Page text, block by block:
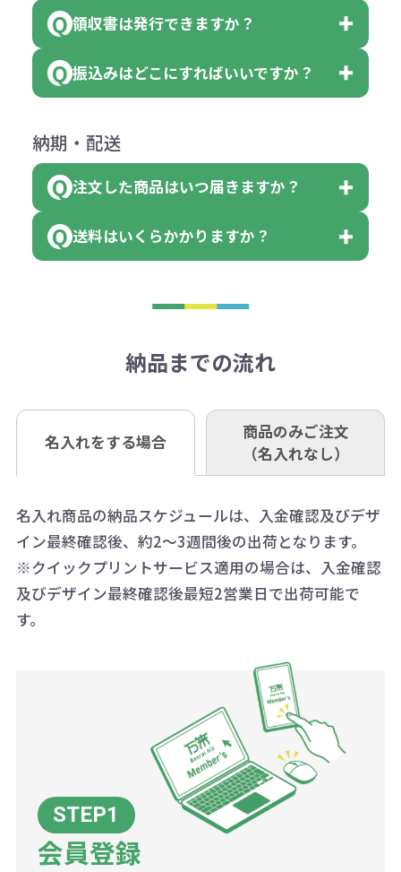
【色指定の仕方】
に必要な個数を入力ください。
※10個単位など購入できる単位が決
はまらない数を入力すると、アラー
アラートに従って数を調整してくだ
または返金にて対応させていただき
ます。
その際不良品については送料着払い
ください。
（商品の状態により、対応が変わる
※不良商品をご返却いただけない場
います。あらかじめご了承くださ
※不良商品は商品到着後7営業日以
お問合せ先
AM10:00～PM5:00（土・日・祝日を
除く平日）
（印刷代））×枚数+製版代
（提供価格（商品代）+名入れ費用
×色数
※例えば2色印刷の場合には、名入
れ費用が2倍、製版代が2倍必要で
す。
相談下さい。
なお、印刷代はボリュームディスカ
同じ版で多くの数量を印刷すると、1
個当たりの印刷代単価がお安くなり
一方、数量が少なく一定数に満たな
い場合は、単価計算ではなく、印刷
代の基本料金を一式頂戴する場合が
ございます。
商品や印刷方法によって異なります
ので、予めご了承ください。
例：200個未満（1式：18,000円）
200個~499個の場合：42円（1個
当たり）
500個~999個の場合：35円（1個
会員様はマイページより各種帳票の
ダウンロードが可能です。
詳しくはこちらはご確認ください。
領収書のダウンロード
領収書は発行できますか？
会員様はマイページより各種帳票の
詳しくはこちらはご確認ください。
振込みはどこにすればいいですか？
下記口座にお願いします。
■三菱UFJ銀行
小田井支店（おたいしてん）
■ゆうちょ銀行（振替口座）
口座名 株式会社モノベーション
※振り込み手数料はお客さま負担と
なりますのでご注意ください。
納期・配送
注文した商品はいつ届きますか？
既製品の場合、ご入金確認後3営業
ご入金確認後約3週間となります。
定しているものもあります。
あれば、午前中までにご注文とご入
金いただければ翌日着でお送りする
お急ぎの場合、ご相談ください。最
大限努力いたします。
送料はいくらかかりますか？
き別途申し受けます。
も複数ヶ所への納品の場合、別途送
料頂戴する場合がございます。
詳細はこちらご確認ください。
配送について
納品までの流れ
名入れをする場合
商品のみご注文
（名入れなし）
名入れ商品の納品スケジュールは、入金確認及びデザ
イン最終確認後、約2～3週間後の出荷となります。
※クイックプリントサービス適用の場合は、入金確認
及びデザイン最終確認後最短2営業日で出荷可能で
す。
会員登録